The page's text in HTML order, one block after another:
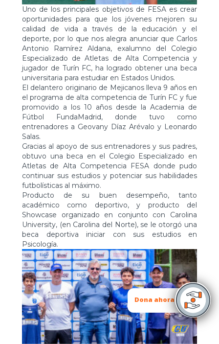
Dona ahora
Uno de los principales objetivos de FESA es crear
oportunidades para que los jóvenes mejoren su
calidad de vida a través de la educación y el
deporte, por lo que nos alegra anunciar que Carlos
Antonio Ramírez Aldana, exalumno del Colegio
Especializado de Atletas de Alta Competencia y
jugador de Turín FC, ha logrado obtener una beca
universitaria para estudiar en Estados Unidos.
El delantero originario de Mejicanos lleva 9 años en
el programa de alta competencia de Turín FC y fue
promovido a los 10 años desde la Academia de
Fútbol FundaMadrid, donde tuvo como
entrenadores a Geovany Díaz Arévalo y Leonardo
Salas.
Gracias al apoyo de sus entrenadores y sus padres,
obtuvo una beca en el Colegio Especializado en
Atletas de Alta Competencia FESA donde pudo
continuar sus estudios y potenciar sus habilidades
futbolísticas al máximo.
Producto de su buen desempeño, tanto
académico como deportivo, y producto del
Showcase organizado en conjunto con Carolina
University, (en Carolina del Norte), se le otorgó una
beca deportiva iniciar con sus estudios en
Psicología.